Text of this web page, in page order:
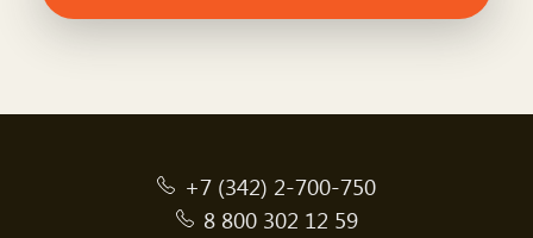
+7 (342) 2-700-750
8 800 302 12 59